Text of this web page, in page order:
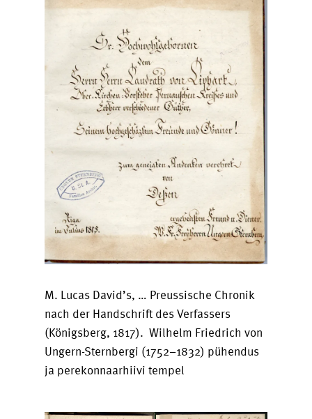
M. Lucas David’s, … Preussische Chronik
nach der Handschrift des Verfassers
(Königsberg, 1817). Wilhelm Friedrich von
Ungern-Sternbergi (1752–1832) pühendus
ja perekonnaarhiivi tempel